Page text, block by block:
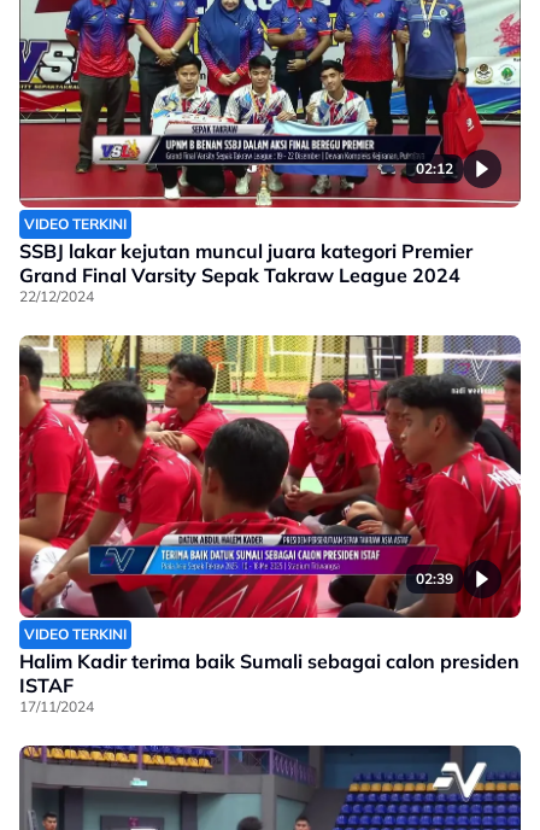
02:12
VIDEO TERKINI
SSBJ lakar kejutan muncul juara kategori Premier
Grand Final Varsity Sepak Takraw League 2024
22/12/2024
02:39
VIDEO TERKINI
Halim Kadir terima baik Sumali sebagai calon presiden
ISTAF
17/11/2024